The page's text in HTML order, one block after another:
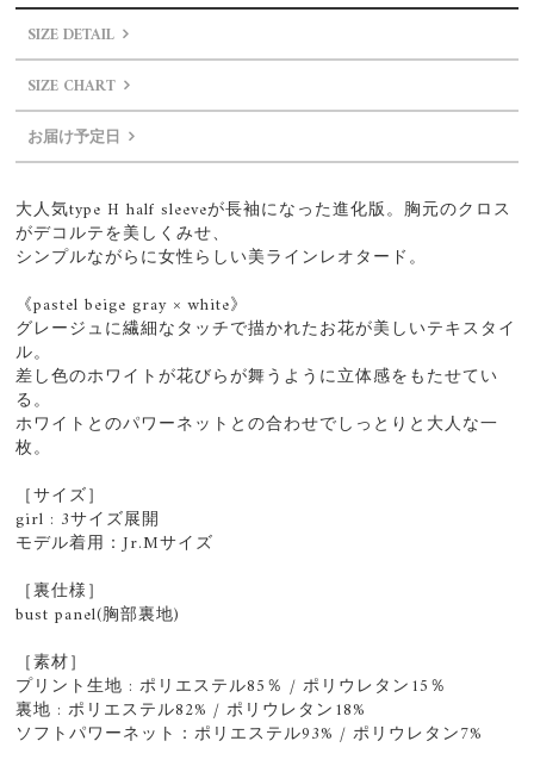
SIZE DETAIL
SIZE CHART
お届け予定日
大人気type H half sleeveが長袖になった進化版。胸元のクロス
がデコルテを美しくみせ、
シンプルながらに女性らしい美ラインレオタード。
《pastel beige gray × white》
グレージュに繊細なタッチで描かれたお花が美しいテキスタイ
ル。
差し色のホワイトが花びらが舞うように立体感をもたせてい
る。
ホワイトとのパワーネットとの合わせでしっとりと大人な一
枚。
［サイズ］
girl : 3サイズ展開
モデル着用：Jr.Mサイズ
［裏仕様］
bust panel(胸部裏地)
［素材］
プリント生地 : ポリエステル85％ / ポリウレタン15％
裏地 : ポリエステル82% / ポリウレタン18%
ソフトパワーネット：ポリエステル93% / ポリウレタン7%